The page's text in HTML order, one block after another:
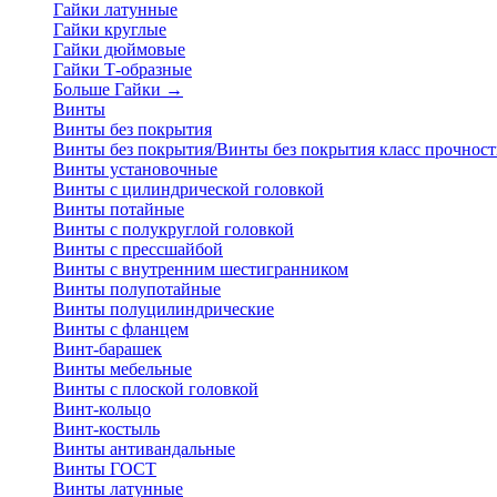
Гайки латунные
Гайки круглые
Гайки дюймовые
Гайки Т-образные
Больше Гайки →
Винты
Винты без покрытия
Винты без покрытия/Винты без покрытия класс
Винты установочные
Винты с цилиндрической головкой
Винты потайные
Винты с полукруглой головкой
Винты с прессшайбой
Винты с внутренним шестигранником
Винты полупотайные
Винты полуцилиндрические
Винты с фланцем
Винт-барашек
Винты мебельные
Винты с плоской головкой
Винт-кольцо
Винт-костыль
Винты антивандальные
Винты ГОСТ
Винты латунные